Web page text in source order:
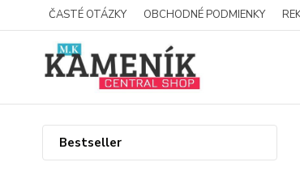
ČASTÉ OTÁZKY OBCHODNÉ PODMIENKY
Bestseller